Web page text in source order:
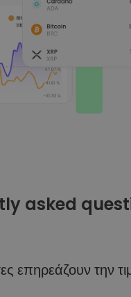
asked
επηρεάζουν την